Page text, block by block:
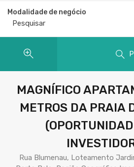
Modalidade de negócio
MAGNÍFICO
METROS DA PRAIA
Rua Blumenau, Loteamento